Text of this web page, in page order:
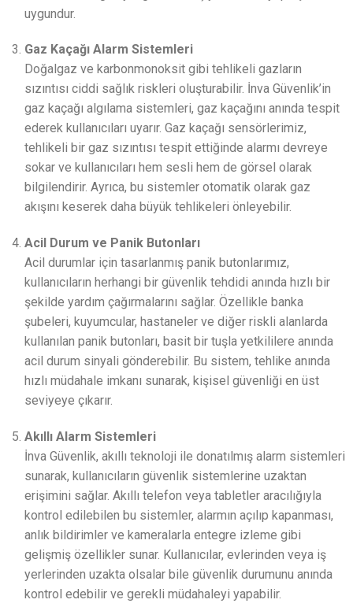
uygundur.
Gaz Kaçağı Alarm Sistemleri
Doğalgaz ve karbonmonoksit gibi tehlikeli gazların
sızıntısı ciddi sağlık riskleri oluşturabilir. İnva Güvenlik’in
gaz kaçağı algılama sistemleri, gaz kaçağını anında tespit
ederek kullanıcıları uyarır. Gaz kaçağı sensörlerimiz,
tehlikeli bir gaz sızıntısı tespit ettiğinde alarmı devreye
sokar ve kullanıcıları hem sesli hem de görsel olarak
bilgilendirir. Ayrıca, bu sistemler otomatik olarak gaz
akışını keserek daha büyük tehlikeleri önleyebilir.
Acil Durum ve Panik Butonları
Acil durumlar için tasarlanmış panik butonlarımız,
kullanıcıların herhangi bir güvenlik tehdidi anında hızlı bir
şekilde yardım çağırmalarını sağlar. Özellikle banka
şubeleri, kuyumcular, hastaneler ve diğer riskli alanlarda
kullanılan panik butonları, basit bir tuşla yetkililere anında
acil durum sinyali gönderebilir. Bu sistem, tehlike anında
hızlı müdahale imkanı sunarak, kişisel güvenliği en üst
seviyeye çıkarır.
Akıllı Alarm Sistemleri
İnva Güvenlik, akıllı teknoloji ile donatılmış alarm sistemleri
sunarak, kullanıcıların güvenlik sistemlerine uzaktan
erişimini sağlar. Akıllı telefon veya tabletler aracılığıyla
kontrol edilebilen bu sistemler, alarmın açılıp kapanması,
anlık bildirimler ve kameralarla entegre izleme gibi
gelişmiş özellikler sunar. Kullanıcılar, evlerinden veya iş
yerlerinden uzakta olsalar bile güvenlik durumunu anında
kontrol edebilir ve gerekli müdahaleyi yapabilir.